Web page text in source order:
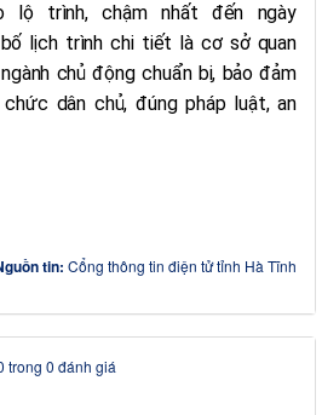
lộ trình, chậm nhất đến ngày
lịch trình chi tiết là cơ sở quan
chủ động chuẩn bị, bảo đảm
dân chủ, đúng pháp luật, an
tin: Cổng thông tin điện tử tỉnh Hà Tĩnh
trong 0 đánh giá